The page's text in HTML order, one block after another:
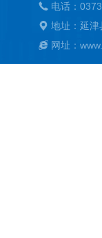
电话：
地址：延
网址：